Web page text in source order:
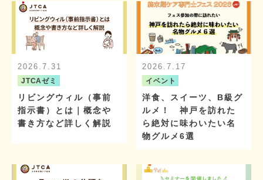
2026.7.31
JTCAゼミ
リビングウィル（事前
指示書）とは｜概念や
書き方など詳しく解説
2026.7.17
イベント
洋食、スイーツ、B級グ
ルメ！ 神戸を訪れた
ら絶対に味わいたい名
物グルメ6選